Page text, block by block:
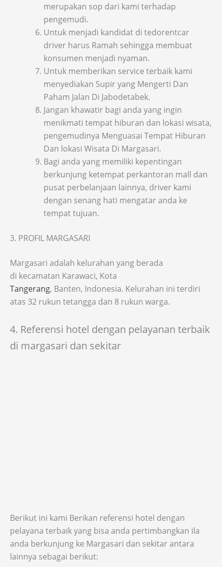
merupakan sop dari kami terhadap
pengemudi.
Untuk menjadi kandidat di tedorentcar
driver harus Ramah sehingga membuat
konsumen menjadi nyaman.
Untuk memberikan service terbaik kami
menyediakan Supir yang Mengerti Dan
Paham Jalan Di Jabodetabek.
Jangan khawatir bagi anda yang ingin
menikmati tempat hiburan dan lokasi wisata,
pengemudinya Menguasai Tempat Hiburan
Dan lokasi Wisata Di Margasari.
Bagi anda yang memiliki kepentingan
berkunjung ketempat perkantoran mall dan
pusat perbelanjaan lainnya, driver kami
dengan senang hati mengatar anda ke
tempat tujuan.
3. PROFIL MARGASARI
Margasari adalah kelurahan yang berada
di kecamatan Karawaci, Kota
Tangerang, Banten, Indonesia. Kelurahan ini terdiri
atas 32 rukun tetangga dan 8 rukun warga.
4. Referensi hotel dengan pelayanan terbaik
di margasari dan sekitar
Berikut ini kami Berikan referensi hotel dengan
pelayana terbaik yang bisa anda pertimbangkan ila
anda berkunjung ke Margasari dan sekitar antara
lainnya sebagai berikut: